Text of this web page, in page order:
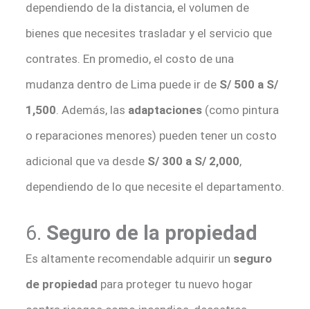
dependiendo de la distancia, el volumen de
bienes que necesites trasladar y el servicio que
contrates. En promedio, el costo de una
mudanza dentro de Lima puede ir de S/ 500 a S/
1,500. Además, las adaptaciones(como pintura
o reparaciones menores) pueden tener un costo
adicional que va desde S/ 300 a S/ 2,000,
dependiendo de lo que necesite el departamento.
6. Seguro de la propiedad
Es altamente recomendable adquirir un seguro
de propiedad para proteger tu nuevo hogar